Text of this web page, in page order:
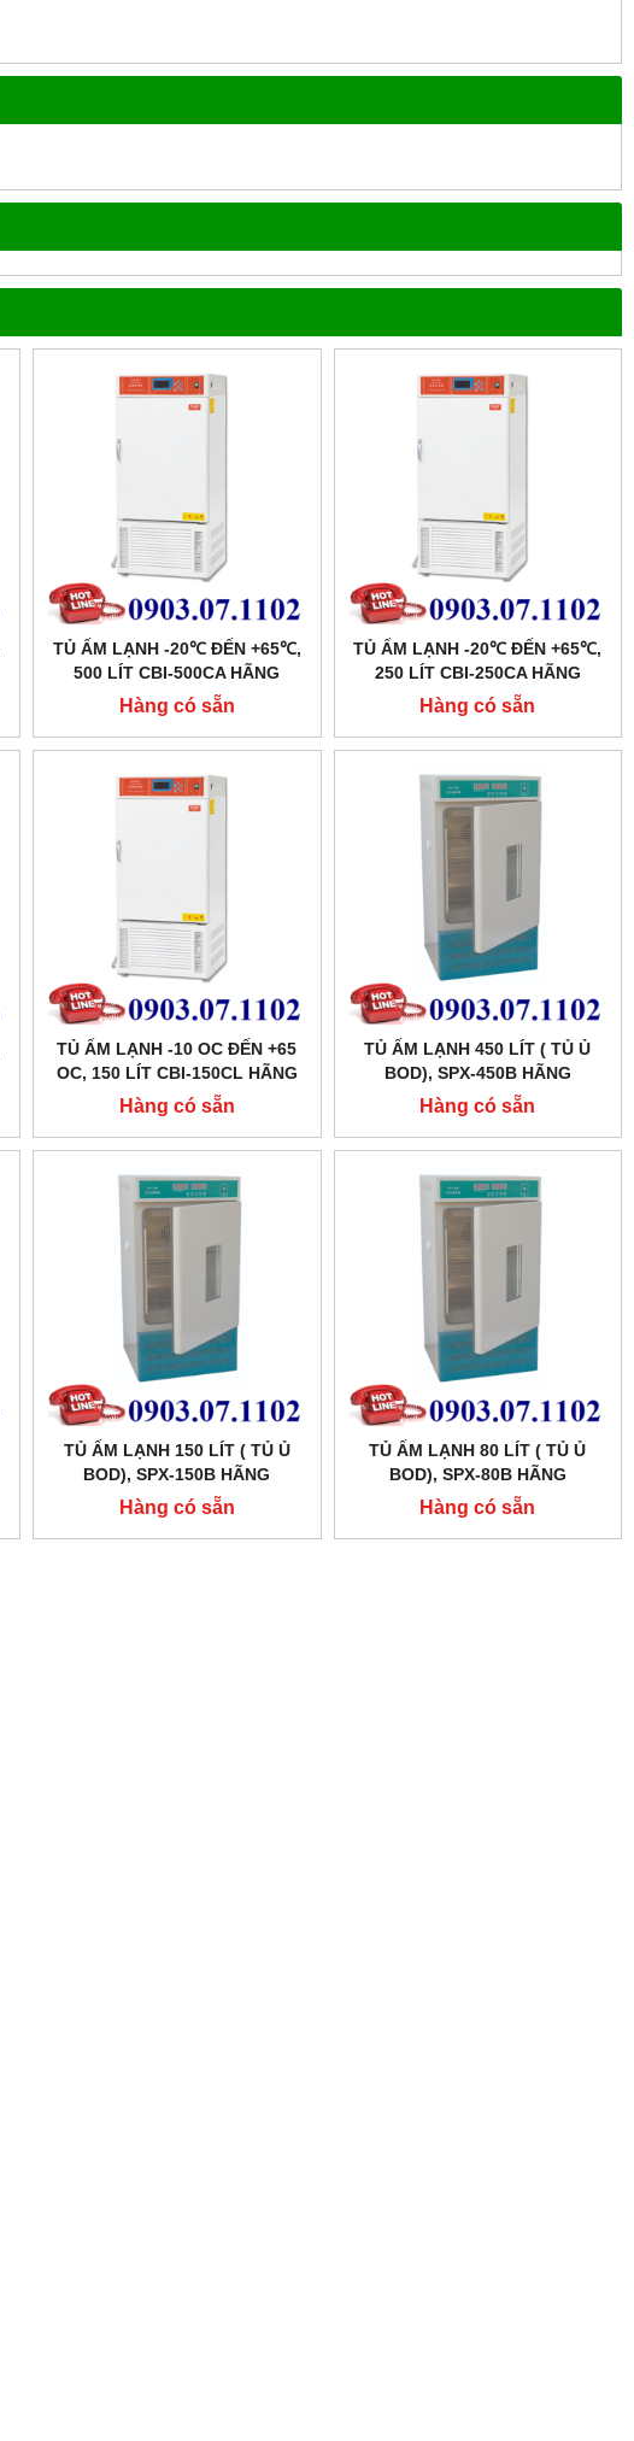
TỦ ẤM LẠNH -20℃ ĐẾN +65℃,
500 LÍT CBI-500CA HÃNG
TAISITE
Hàng có sẵn
TỦ ẤM LẠNH -20℃ ĐẾN +65℃,
250 LÍT CBI-250CA HÃNG
TAISITE
Hàng có sẵn
TỦ ẤM LẠNH -10 OC ĐẾN +65
OC, 150 LÍT CBI-150CL HÃNG
TAISITELAB
Hàng có sẵn
TỦ ẤM LẠNH 450 LÍT ( TỦ Ủ
BOD), SPX-450B HÃNG
XINGCHEN SHKT
Hàng có sẵn
TỦ ẤM LẠNH 150 LÍT ( TỦ Ủ
BOD), SPX-150B HÃNG
XINGCHEN SHKT
Hàng có sẵn
TỦ ẤM LẠNH 80 LÍT ( TỦ Ủ
BOD), SPX-80B HÃNG
XINGCHEN SHKT
Hàng có sẵn